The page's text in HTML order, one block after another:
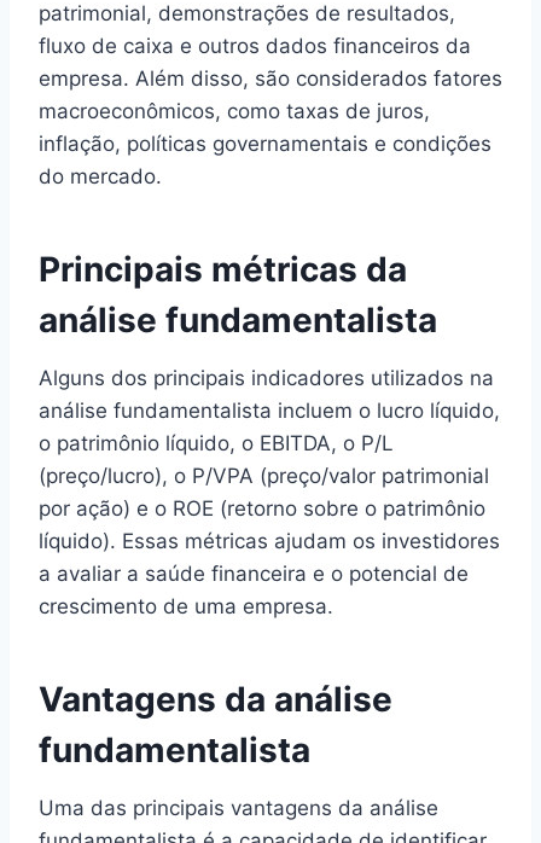
patrimonial, demonstrações de resultados,
fluxo de caixa e outros dados financeiros da
empresa. Além disso, são considerados fatores
macroeconômicos, como taxas de juros,
inflação, políticas governamentais e condições
do mercado.
Principais métricas da
análise fundamentalista
Alguns dos principais indicadores utilizados na
análise fundamentalista incluem o lucro líquido,
o patrimônio líquido, o EBITDA, o P/L
(preço/lucro), o P/VPA (preço/valor patrimonial
por ação) e o ROE (retorno sobre o patrimônio
líquido). Essas métricas ajudam os investidores
a avaliar a saúde financeira e o potencial de
crescimento de uma empresa.
Vantagens da análise
fundamentalista
Uma das principais vantagens da análise